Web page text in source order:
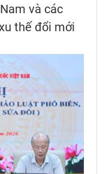
và các
thế đổi mới